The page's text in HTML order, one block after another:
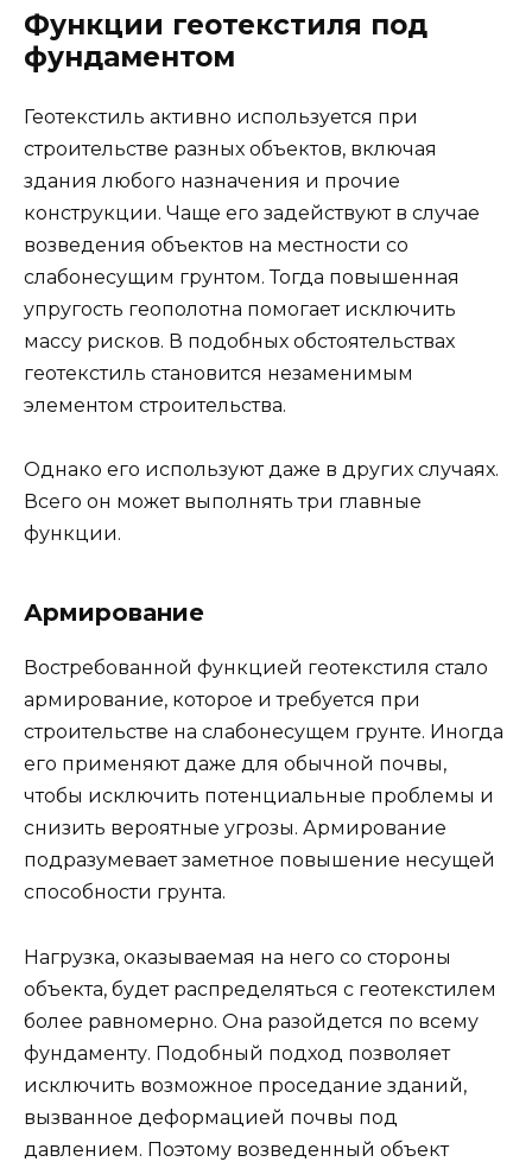
Функции геотекстиля под
фундаментом
Геотекстиль активно используется при
строительстве разных объектов, включая
здания любого назначения и прочие
конструкции. Чаще его задействуют в случае
возведения объектов на местности со
слабонесущим грунтом. Тогда повышенная
упругость геополотна помогает исключить
массу рисков. В подобных обстоятельствах
геотекстиль становится незаменимым
элементом строительства.
Однако его используют даже в других случаях.
Всего он может выполнять три главные
функции.
Армирование
Востребованной функцией геотекстиля стало
армирование, которое и требуется при
строительстве на слабонесущем грунте. Иногда
его применяют даже для обычной почвы,
чтобы исключить потенциальные проблемы и
снизить вероятные угрозы. Армирование
подразумевает заметное повышение несущей
способности грунта.
Нагрузка, оказываемая на него со стороны
объекта, будет распределяться с геотекстилем
более равномерно. Она разойдется по всему
фундаменту. Подобный подход позволяет
исключить возможное проседание зданий,
вызванное деформацией почвы под
давлением. Поэтому возведенный объект